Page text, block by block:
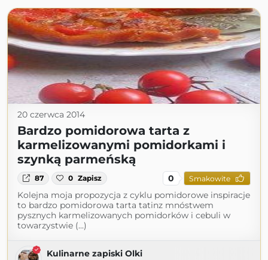
20 czerwca 2014
Bardzo pomidorowa tarta z
karmelizowanymi pomidorkami i
szynką parmeńską
87 0 Zapisz 0 Smakowite
Kolejna moja propozycja z cyklu pomidorowe inspiracje
to bardzo pomidorowa tarta tatinz mnóstwem
pysznych karmelizowanych pomidorków i cebuli w
towarzystwie (...)
Kulinarne zapiski Olki